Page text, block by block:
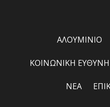
ΑΛΟΥΜΙΝΙΟ
ΚΟΙΝΩΝΙΚΗ ΕΥΘΥΝΗ
ΝΕΑ